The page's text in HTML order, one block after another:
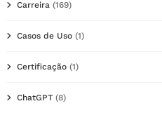
Carreira (169)
Casos de Uso (1)
Certificação (1)
ChatGPT (8)